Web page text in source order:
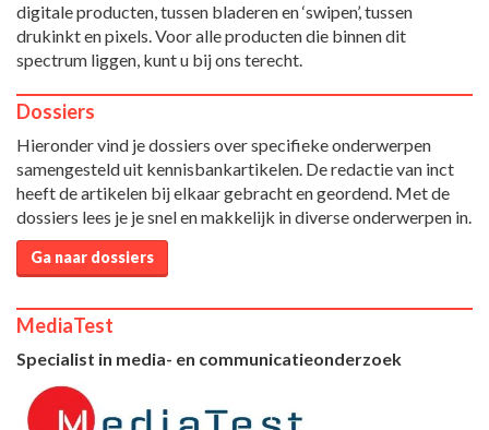
digitale producten, tussen bladeren en ‘swipen’, tussen
drukinkt en pixels. Voor alle producten die binnen dit
spectrum liggen, kunt u bij ons terecht.
Dossiers
Hieronder vind je dossiers over specifieke onderwerpen
samengesteld uit kennisbankartikelen. De redactie van inct
heeft de artikelen bij elkaar gebracht en geordend. Met de
dossiers lees je je snel en makkelijk in diverse onderwerpen in.
Ga naar dossiers
MediaTest
Specialist in media- en communicatieonderzoek